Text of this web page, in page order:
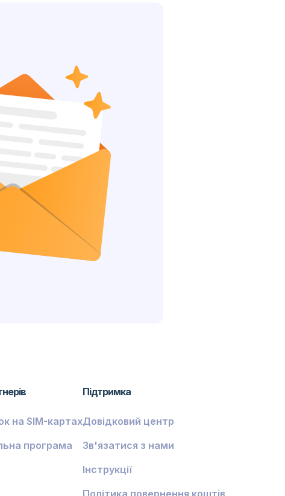
на SIM-картах
програма
Підтримка
Довідковий центр
Зв'язатися з нами
Інструкції